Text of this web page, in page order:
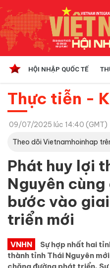
HỘI NHẬP QUỐC TẾ
Thực tiễn -
09/07/2025 lúc 14:40 (GMT)
Theo dõi Vietnamhoinhap
Phát huy lợi
Nguyên
bước vào
triển mới
VNHN
Sự hợp nhất hai
thành tỉnh Thái Nguyên